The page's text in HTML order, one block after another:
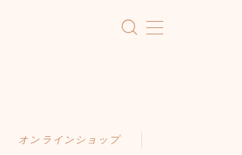
オンラインショップ